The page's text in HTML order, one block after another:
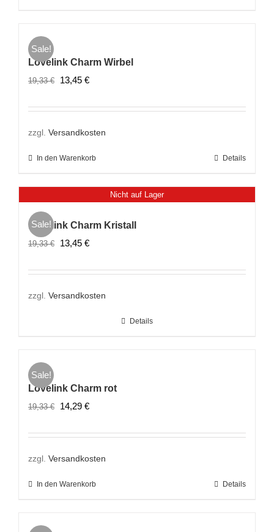
Sale!
Lovelink Charm Wirbel
19,33€
Ursprünglicher
war:
19,33 €
13,45 €Aktueller
ist:
13,45 €.
zzgl. Versandkosten
In den Warenkorb Details
Nicht auf Lager
Sale!
Lovelink Charm Kristall
19,33€
Ursprünglicher
war:
19,33 €
13,45 €Aktueller
ist:
13,45 €.
zzgl. Versandkosten
Details
Sale!
Lovelink Charm rot
19,33€
Ursprünglicher
war:
19,33 €
14,29 €Aktueller
ist:
14,29 €.
zzgl. Versandkosten
In den Warenkorb Details